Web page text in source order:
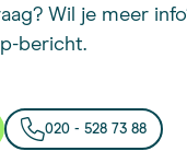
Wil je meer
bericht.
020 - 528 73 88